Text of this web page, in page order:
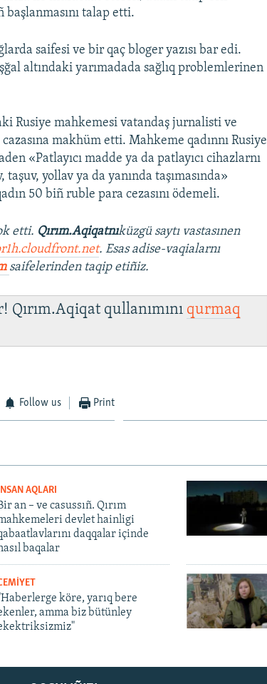
başlanmasını talap etti.
saifesi ve bir qaç bloger yazısı bar edi.
altındaki yarımadada sağlıq problemlerinen
Rusiye mahkemesi vatandaş jurnalisti ve
makhüm etti. Mahkeme qadınnı Rusiye
«Patlayıcı madde ya da patlayıcı cihazlarnı
taşuv, yollav ya da yanında taşımasında»
50 biñ ruble para cezasını ödemeli.
etti. Qırım.Aqiqatnıküzgü saytı vastasınen
. Esas adise-vaqialarnı
saifelerinden taqip etiñiz.
Qırım.Aqiqat qullanımını qurmaq
Follow us Print
İNSAN AQLARI
an – ve casussıñ. Qırım
devlet hainligi
daqqalar içinde
baqalar
köre, yarıq bere
amma biz bütünley